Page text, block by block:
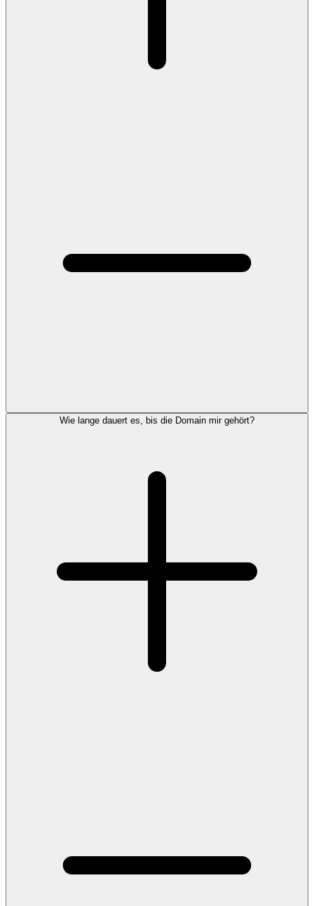
Wie lange dauert es, bis die Domain mir gehört?